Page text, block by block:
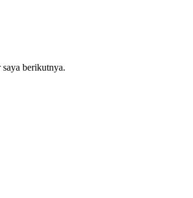
berikutnya.